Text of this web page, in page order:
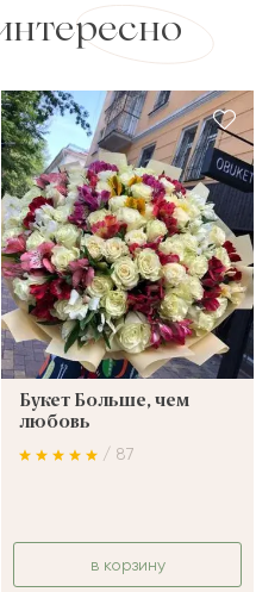
Букет Больше, чем
любовь
/ 87
в корзину